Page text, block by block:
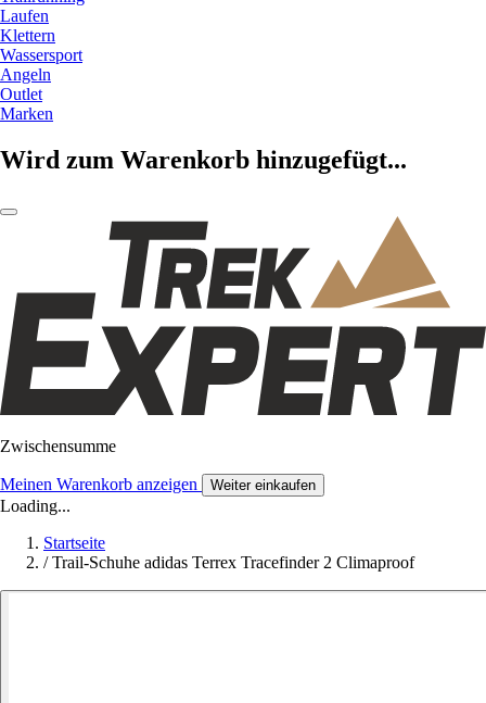
Laufen
Klettern
Wassersport
Angeln
Outlet
Marken
Wird zum Warenkorb hinzugefügt...
Zwischensumme
Meinen Warenkorb anzeigen Weiter einkaufen
Loading...
Startseite
/ Trail-Schuhe adidas Terrex Tracefinder 2 Climaproof